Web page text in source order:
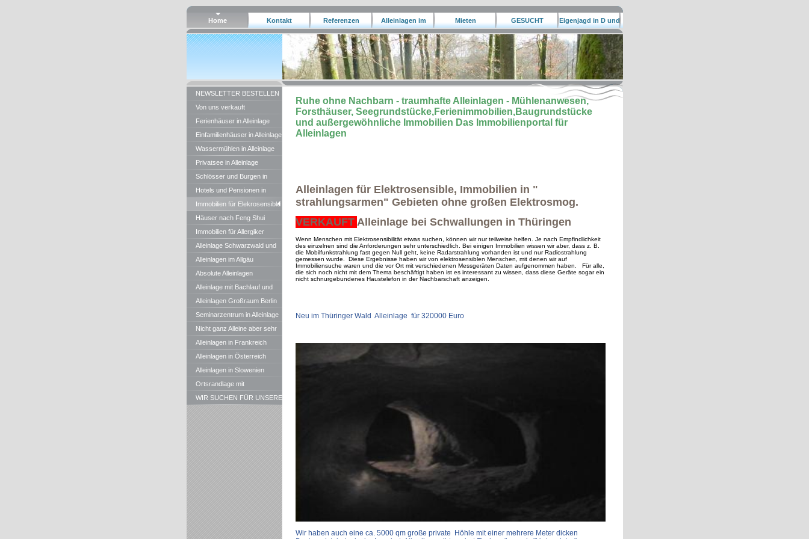
Home Kontakt Referenzen
Alleinlagen im
Ausland
Mieten GESUCHT
Eigenjagd in D und
EU
NEWSLETTER BESTELLEN
Von uns verkauft
Ferienhäuser in Alleinlage
Einfamilienhäuser in Alleinlage
Wassermühlen in Alleinlage
Privatsee in Alleinlage
Schlösser und Burgen in
Alleinlage
Hotels und Pensionen in
Alleinlage
Immobilien für Elekrosensible
Häuser nach Feng Shui
Regeln
Immobilien für Allergiker
Alleinlage Schwarzwald und
BWAlleinlagen im Allgäu
Absolute Alleinlagen
Alleinlage mit Bachlauf und
Teichen in Bayern
Alleinlagen Großraum Berlin
Seminarzentrum in Alleinlage
Nicht ganz Alleine aber sehr
gute , ruhige Waldrandlagen
Alleinlagen in Frankreich
Alleinlagen in Österreich
Alleinlagen in Slowenien
Ortsrandlage mit
Panoramablick
WIR SUCHEN FÜR UNSERE
Ruhe ohne Nachbarn - traumhafte Alleinlagen - Mühlenanwesen,
Forsthäuser, Seegrundstücke,Ferienimmobilien,Baugrundstücke
und außergewöhnliche Immobilien Das Immobilienportal für
Alleinlagen
Alleinlagen für Elektrosensible, Immobilien in "
strahlungsarmen" Gebieten ohne großen Elektrosmog.
VERKAUFT Alleinlage bei Schwallungen in Thüringen
Wenn Menschen mit Elektrosensibilität etwas suchen, können wir nur teilweise helfen. Je nach Empfindlichkeit
des einzelnen sind die Anforderungen sehr unterschiedlich. Bei einigen Immobilien wissen wir aber, dass z. B.
die Mobilfunkstrahlung fast gegen Null geht, keine Radarstrahlung vorhanden ist und nur Radiostrahlung
gemessen wurde. Diese Ergebnisse haben wir von elektrosensiblen Menschen, mit denen wir auf
Immobiliensuche waren und die vor Ort mit verschiedenen Messgeräten Daten aufgenommen haben. Für alle,
die sich noch nicht mit dem Thema beschäftigt haben ist es interessant zu wissen, dass diese Geräte sogar ein
nicht schnurgebundenes Haustelefon in der Nachbarschaft anzeigen.
Neu im Thüringer Wald Alleinlage für 320000 Euro
Wir haben auch eine ca. 5000 qm große private Höhle mit einer mehrere Meter dicken